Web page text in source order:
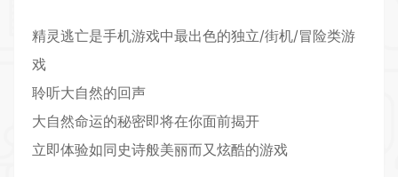
精灵逃亡是手机游戏中最出色的独立/街机/冒险类游
戏
聆听大自然的回声
大自然命运的秘密即将在你面前揭开
立即体验如同史诗般美丽而又炫酷的游戏